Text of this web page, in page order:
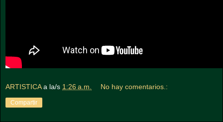
ARTISTICA a la/s 1:26 a.m. No hay comentarios.:
Compartir